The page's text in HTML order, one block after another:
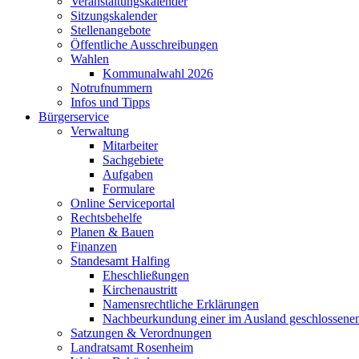
Sitzungskalender
Stellenangebote
Öffentliche Ausschreibungen
Wahlen
Kommunalwahl 2026
Notrufnummern
Infos und Tipps
Bürgerservice
Verwaltung
Mitarbeiter
Sachgebiete
Aufgaben
Formulare
Online Serviceportal
Rechtsbehelfe
Planen & Bauen
Finanzen
Standesamt Halfing
Eheschließungen
Kirchenaustritt
Namensrechtliche Erklärungen
Nachbeurkundung einer im Ausland
Satzungen & Verordnungen
Landratsamt Rosenheim